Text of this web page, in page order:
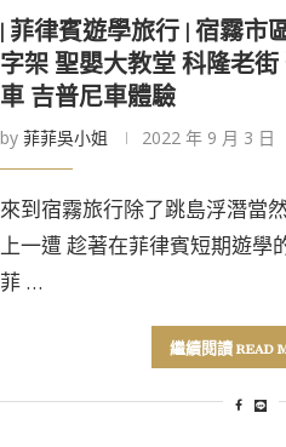
| 菲律賓遊學旅行 | 宿霧市
字架 聖嬰大教堂 科隆老
車 吉普尼車體驗
by 菲菲吳小姐 2022 年 9 月 3 日
來到宿霧旅行除了跳島浮潛當
上一遭 趁著在菲律賓短期遊學
菲 …
繼續閱讀 READ